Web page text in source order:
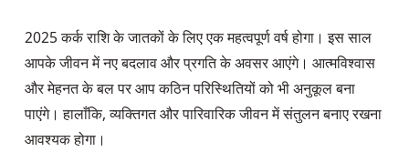
2025 कर्क राशि के जातकों के लिए एक महत्वपूर्ण वर्ष होगा। इस साल
आपके जीवन में नए बदलाव और प्रगति के अवसर आएंगे। आत्मविश्वास
और मेहनत के बल पर आप कठिन परिस्थितियों को भी अनुकूल बना
पाएंगे। हालाँकि, व्यक्तिगत और पारिवारिक जीवन में संतुलन बनाए रखना